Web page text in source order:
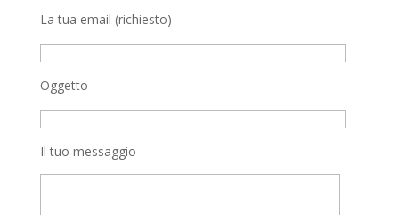
La tua email (richiesto)
Oggetto
Il tuo messaggio